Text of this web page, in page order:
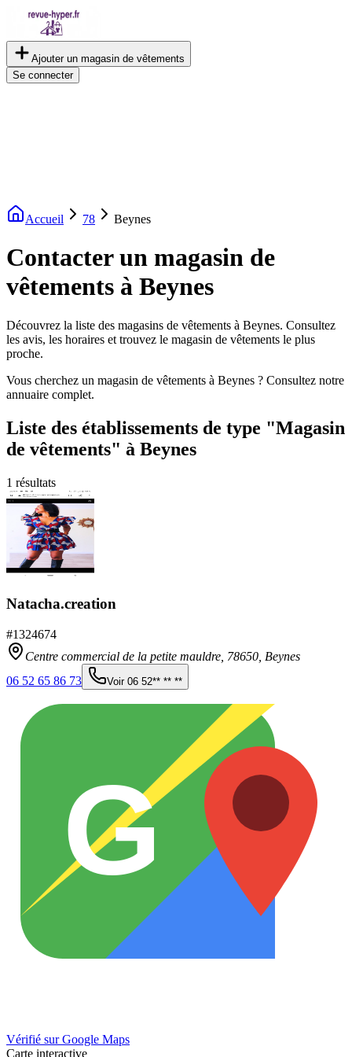
Ajouter un magasin de vêtements
Se connecter
Accueil 78 Beynes
Contacter un magasin de
vêtements à Beynes
Découvrez la liste des magasins de vêtements à Beynes. Consultez
les avis, les horaires et trouvez le magasin de vêtements le plus
proche.
Vous cherchez un magasin de vêtements à Beynes ? Consultez notre
annuaire complet.
Liste des établissements de type "Magasin
de vêtements" à Beynes
1 résultats
Natacha.creation
#1324674
Centre commercial de la petite mauldre, 78650 Beynes
06 52 65 86 73
Voir 06 52** ** **
G
Vérifié sur Google Maps
Carte interactive